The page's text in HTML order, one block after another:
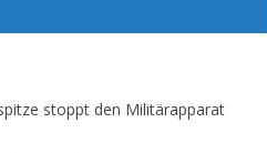
stoppt den Militärapparat